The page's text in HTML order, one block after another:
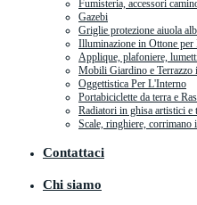
Fumisteria, accessori
Gazebi
Griglie protezione aiuola
Illuminazione in Ottone per
Applique, plafoniere,
Mobili Giardino e Terrazzo
Oggettistica Per L'Interno
Portabiciclette da terra e
Radiatori in ghisa artistici e
Scale, ringhiere,
Contattaci
Chi siamo